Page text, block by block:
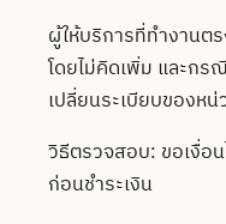
ผู้ให้บริการที่ทำงานต
โดยไม่คิดเพิ่ม และกร
เปลี่ยนระเบียบของห
วิธีตรวจสอบ: ขอเงื่อ
ก่อนชำระเงิน